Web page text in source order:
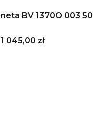
Bottega Veneta BV 1370O 003 50
Cena
1 045,00 zł